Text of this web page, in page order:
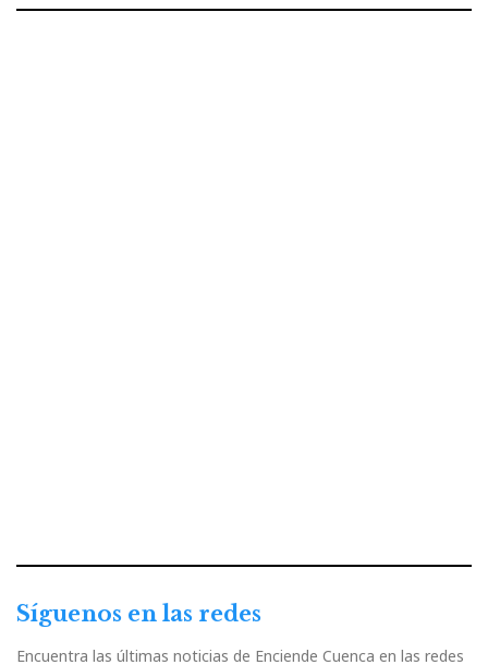
Síguenos en las redes
Encuentra las últimas noticias de Enciende Cuenca en las redes